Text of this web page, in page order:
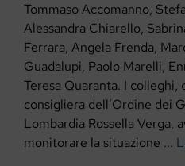
Tommaso Accomanno,
Alessandra Chiarello,
Ferrara, Angela Frenda,
Guadalupi, Paolo Marelli,
Teresa Quaranta. I colleghi,
consigliera dell’Ordine dei
Lombardia Rossella Verga,
monitorare la situazione ...